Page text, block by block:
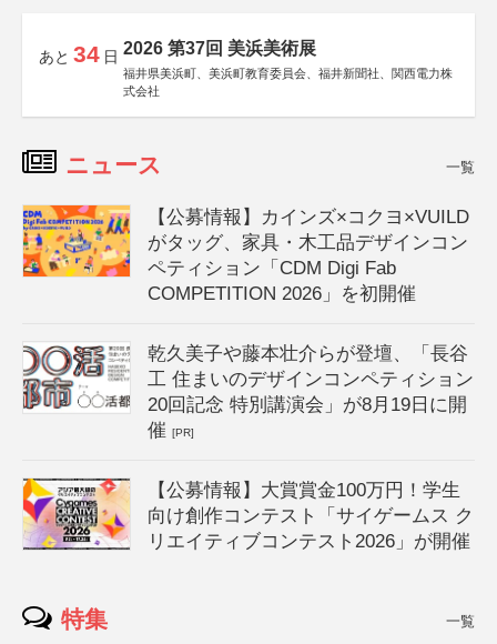
あと 34 日 2026 第37回 美浜美術展
福井県美浜町、美浜町教育委員会、福井新聞社、関西電力株
式会社
ニュース 一覧
【公募情報】カインズ×コクヨ×VUILD
がタッグ、家具・木工品デザインコン
ペティション「CDM Digi Fab
COMPETITION 2026」を初開催
乾久美子や藤本壮介らが登壇、「長谷
工 住まいのデザインコンペティション
20回記念 特別講演会」が8月19日に開
催[PR]
【公募情報】大賞賞金100万円！学生
向け創作コンテスト「サイゲームス ク
リエイティブコンテスト2026」が開催
特集 一覧